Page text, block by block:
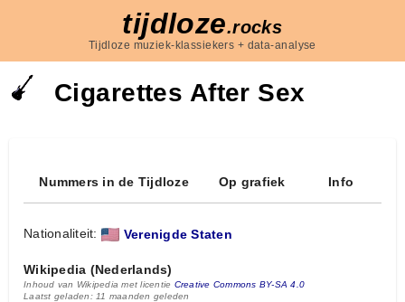
tijdloze.rocks
Tijdloze muziek-klassiekers + data-analyse
Cigarettes After Sex
Nummers in de Tijdloze Op grafiek Info
Nationaliteit: Verenigde Staten
Wikipedia (Nederlands)
Inhoud van Wikipedia met licentie Creative Commons BY-SA 4.0
Laatst geladen: 11 maanden geleden